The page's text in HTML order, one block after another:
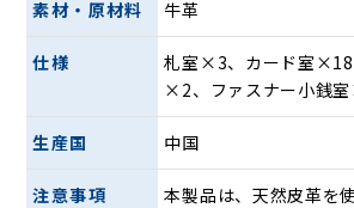
す。
ロゴマーク
素材・原材料 牛革
仕様
札室×3、カード室×18
×2、ファスナー小銭
生産国 中国
注意事項
本製品は、天然皮革を